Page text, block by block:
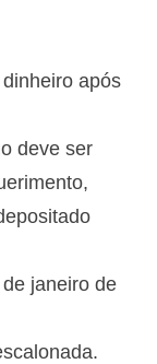
após
deve ser
janeiro de